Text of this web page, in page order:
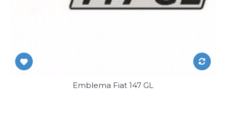
Emblema Fiat 147 GL